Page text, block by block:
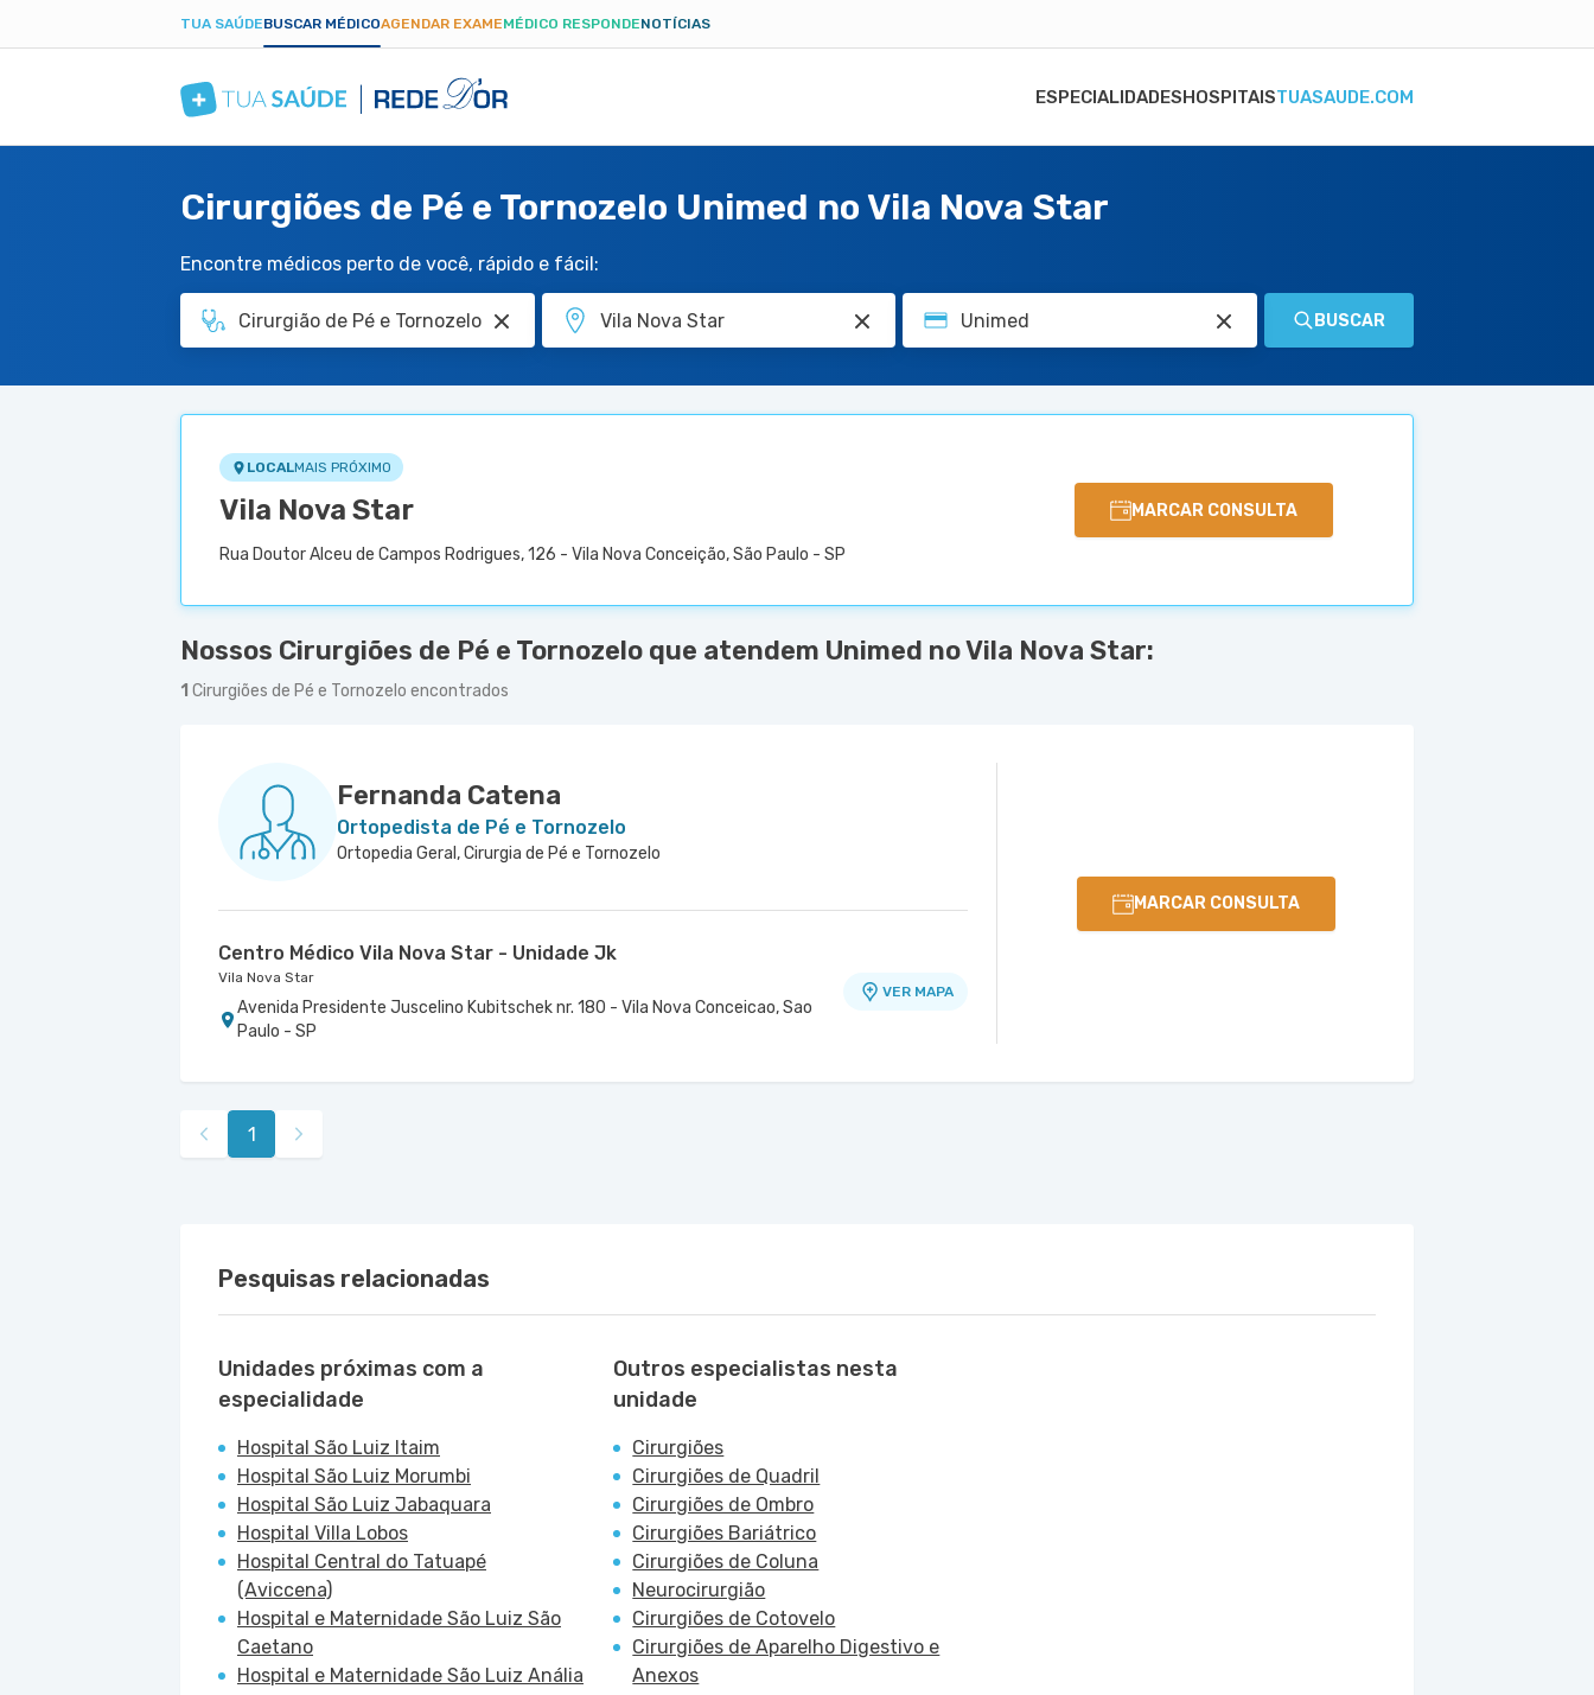
TUA SAÚDEBUSCAR MÉDICOAGENDAR EXAMEMÉDICO RESPONDENOTÍCIAS
ESPECIALIDADESHOSPITAISTUASAUDE.COM
Cirurgiões de Pé e Tornozelo Unimed no Vila Nova Star
Encontre médicos perto de você, rápido e fácil:
BUSCAR
LOCALMAIS PRÓXIMO
Vila Nova Star
Rua Doutor Alceu de Campos Rodrigues, 126 - Vila Nova Conceição, São Paulo - SP
MARCAR CONSULTA
Nossos Cirurgiões de Pé e Tornozelo que atendem Unimed no Vila Nova Star:
1 Cirurgiões de Pé e Tornozelo encontrados
Fernanda Catena
Ortopedista de Pé e Tornozelo
Ortopedia Geral, Cirurgia de Pé e Tornozelo
MARCAR CONSULTA
Centro Médico Vila Nova Star - Unidade Jk
Vila Nova Star
Avenida Presidente Juscelino Kubitschek nr. 180 - Vila Nova Conceicao, Sao
Paulo - SP
VER MAPA
1
Pesquisas relacionadas
Unidades próximas com a
especialidade
Hospital São Luiz Itaim
Hospital São Luiz Morumbi
Hospital São Luiz Jabaquara
Hospital Villa Lobos
Hospital Central do Tatuapé
(Aviccena)
Hospital e Maternidade São Luiz São
Caetano
Hospital e Maternidade São Luiz Anália
Outros especialistas nesta
unidade
Cirurgiões
Cirurgiões de Quadril
Cirurgiões de Ombro
Cirurgiões Bariátrico
Cirurgiões de Coluna
Neurocirurgião
Cirurgiões de Cotovelo
Cirurgiões de Aparelho Digestivo e
Anexos